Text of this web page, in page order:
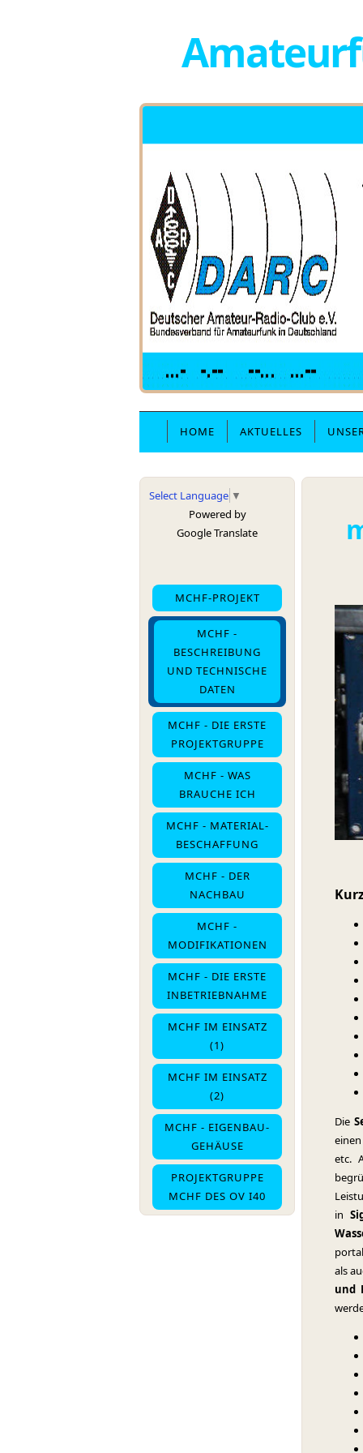
HOME AKTUELLES
Die
etc.
in
als
und
Select Language ▼
Powered by
Google Translate
MCHF-PROJEKT
MCHF -
BESCHREIBUNG
UND TECHNISCHE
DATEN
MCHF - DIE ERSTE
PROJEKTGRUPPE
MCHF - WAS
BRAUCHE ICH
MCHF - MATERIAL-
BESCHAFFUNG
MCHF - DER
NACHBAU
MCHF -
MODIFIKATIONEN
MCHF - DIE ERSTE
INBETRIEBNAHME
MCHF IM EINSATZ
(1)
MCHF IM EINSATZ
(2)
MCHF - EIGENBAU-
GEHÄUSE
PROJEKTGRUPPE
MCHF DES OV I40